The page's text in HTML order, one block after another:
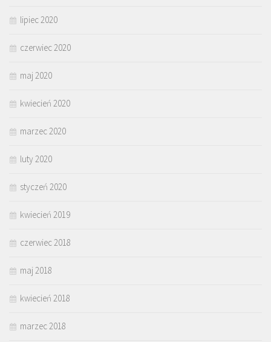
lipiec 2020
czerwiec 2020
maj 2020
kwiecień 2020
marzec 2020
luty 2020
styczeń 2020
kwiecień 2019
czerwiec 2018
maj 2018
kwiecień 2018
marzec 2018